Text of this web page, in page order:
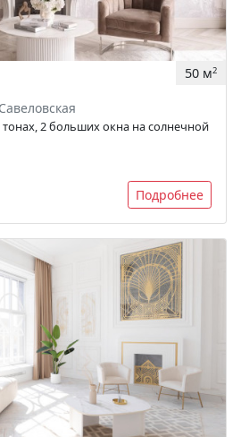
50 м2
2 больших окна на солнечной
Подробнее